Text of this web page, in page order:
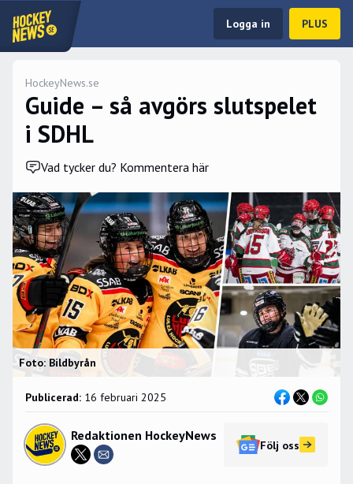
Logga in PLUS
HockeyNews.se
Guide – så avgörs slutspelet
i SDHL
Vad tycker du? Kommentera här
Foto: Bildbyrån
Publicerad: 16 februari 2025
Redaktionen HockeyNews
Följ oss